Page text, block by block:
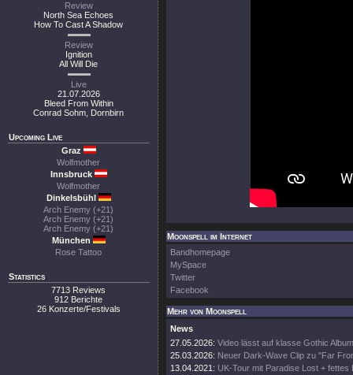
Review
North Sea Echoes
How To Cast A Shadow
Review
Ignition
All Will Die
Live
21.07.2026
Bleed From Within
Conrad Sohm, Dornbirn
Upcoming Live
Graz
Wolfmother
Innsbruck
Wolfmother
Dinkelsbühl
Arch Enemy (+21)
Arch Enemy (+21)
Arch Enemy (+21)
München
Rose Tattoo
Statistics
7713 Reviews
912 Berichte
26 Konzerte/Festivals
Moonspell im Internet
Bandhomepage
MySpace
Twitter
Facebook
Mehr von Moonspell
News
27.05.2026: Video lässt auf klasse Gothic
25.03.2026: Neuer Dark-Wave Clip zu "Far
13.04.2021: UK-Tour mit Paradise Lost + fettes